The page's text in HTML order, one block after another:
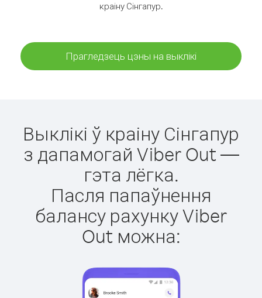
краіну Сінгапур.
Прагледзець цэны на выклікі
Выклікі ў краіну Сінгапур
з дапамогай Viber Out —
гэта лёгка.
Пасля папаўнення
балансу рахунку Viber
Out можна: